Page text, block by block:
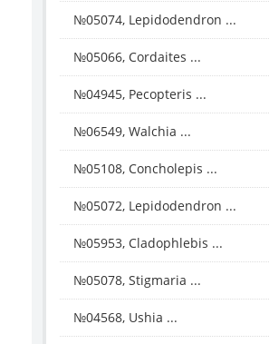
№05074, Lepidodendron ...
№05066, Cordaites ...
№04945, Pecopteris ...
№06549, Walchia ...
№05108, Concholepis ...
№05072, Lepidodendron ...
№05953, Cladophlebis ...
№05078, Stigmaria ...
№04568, Ushia ...